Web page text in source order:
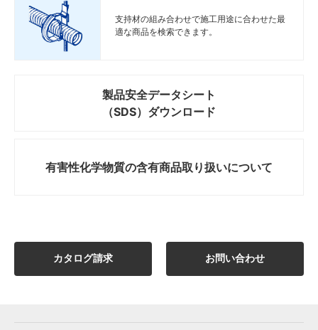
支持材の組み合わせで施工用途に合わせた最
適な商品を検索できます。
製品安全データシート
（SDS）ダウンロード
有害性化学物質の含有商品取り扱いについて
カタログ請求 お問い合わせ